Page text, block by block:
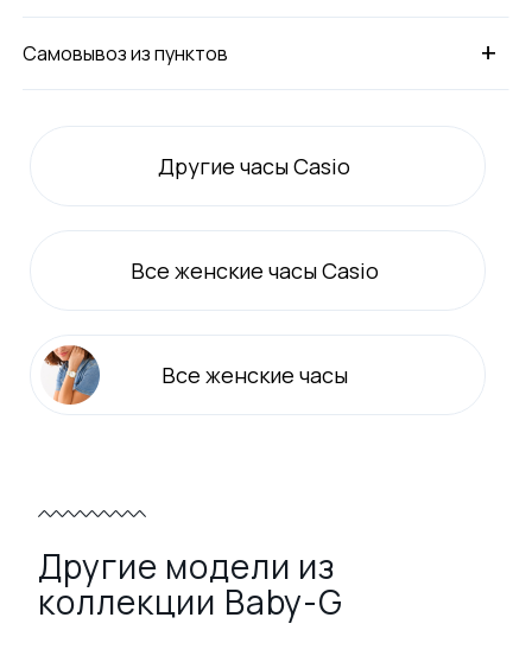
+
Самовывоз из пунктов
Другие часы Casio
Все женские часы Casio
Все женские часы
Другие модели из
коллекции Baby-G